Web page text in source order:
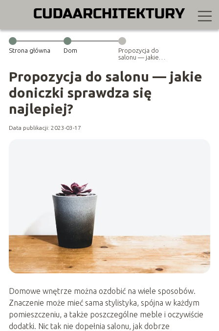
Strona główna Dom
Propozycja do
salonu — jakie
sprawdza się
najlepiej?
Propozycja do salonu — jakie
doniczki sprawdza się
najlepiej?
Data publikacji: 2023-03-17
Domowe wnętrze można ozdobić na wiele sposobów.
Znaczenie może mieć sama stylistyka, spójna w każdym
pomieszczeniu, a także poszczególne meble i oczywiście
dodatki. Nic tak nie dopełnia salonu, jak dobrze